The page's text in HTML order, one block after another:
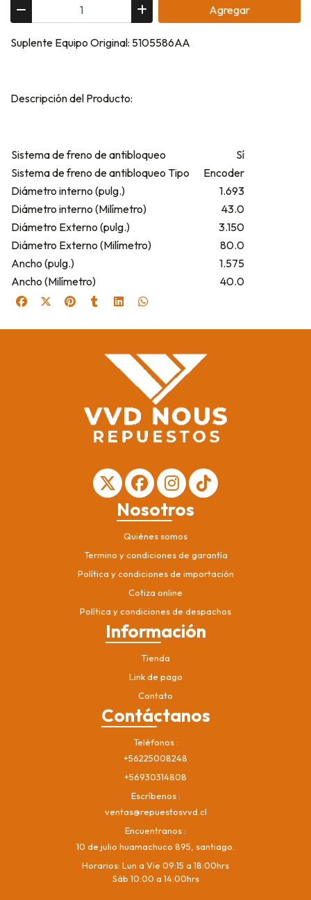
Agregar
Suplente Equipo Original: 5105586AA
Descripción del Producto:
Sistema de freno de antibloqueo
Sí
Sistema de freno de antibloqueo Tipo
Encoder
Diámetro interno (pulg.)
1.693
Diámetro interno (Milímetro)
43.0
Diámetro Externo (pulg.)
3.150
Diámetro Externo (Milímetro)
80.0
Ancho (pulg.)
1.575
Ancho (Milímetro)
40.0
Nosotros
Quiénes somos
Termino y condiciones de garantía
Política y condiciones de importación
Cotiza online
Política y condiciones de despachos
Información
Tienda
Link de pago
Contato
Contáctanos
Teléfonos
+56225008248
+56930314808
Escríbenos
ventas@repuestosvvd.cl
Encuentranos
10 de julio huamachuco 895, santiago.
Horarios: Lun a Vie 09:15 a 18:00hrs
Sáb 10:00 a 14:00hrs